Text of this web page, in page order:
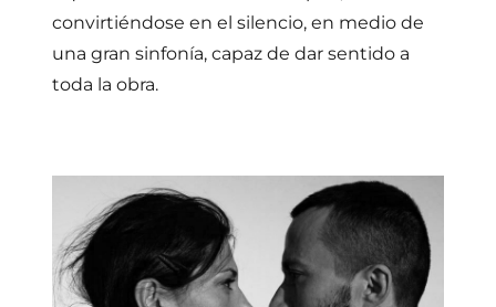
convirtiéndose en el silencio, en medio de
una gran sinfonía, capaz de dar sentido a
toda la obra.